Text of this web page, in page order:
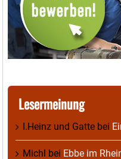
Lesermeinung
I.Heinz und Gatte bei
Michl bei Ebbe im